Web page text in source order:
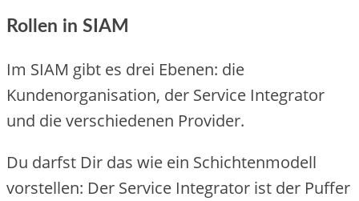
Rollen in SIAM
Im SIAM gibt es drei Ebenen: die
Kundenorganisation, der Service Integrator
und die verschiedenen Provider.
Du darfst Dir das wie ein Schichtenmodell
vorstellen: Der Service Integrator ist der Puffer